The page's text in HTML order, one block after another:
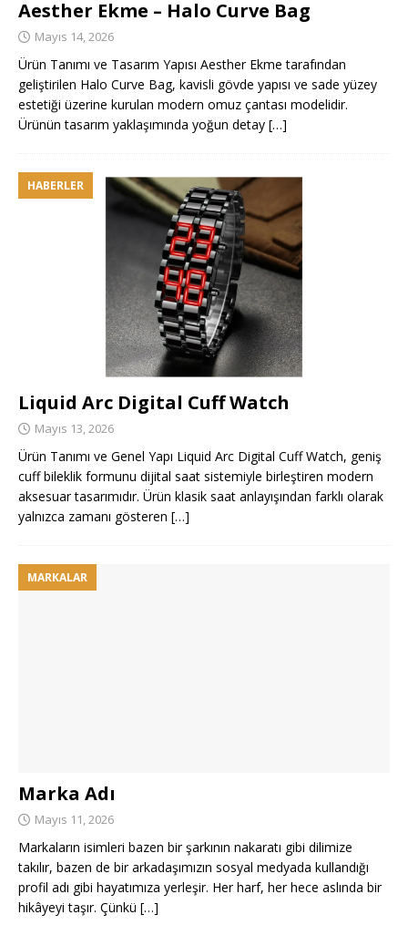
Aesther Ekme – Halo Curve Bag
Mayıs 14, 2026
Ürün Tanımı ve Tasarım Yapısı Aesther Ekme tarafından
geliştirilen Halo Curve Bag, kavisli gövde yapısı ve sade yüzey
estetiği üzerine kurulan modern omuz çantası modelidir.
Ürünün tasarım yaklaşımında yoğun detay […]
HABERLER
Liquid Arc Digital Cuff Watch
Mayıs 13, 2026
Ürün Tanımı ve Genel Yapı Liquid Arc Digital Cuff Watch, geniş
cuff bileklik formunu dijital saat sistemiyle birleştiren modern
aksesuar tasarımıdır. Ürün klasik saat anlayışından farklı olarak
yalnızca zamanı gösteren […]
MARKALAR
Marka Adı
Mayıs 11, 2026
Markaların isimleri bazen bir şarkının nakaratı gibi dilimize
takılır, bazen de bir arkadaşımızın sosyal medyada kullandığı
profil adı gibi hayatımıza yerleşir. Her harf, her hece aslında bir
hikâyeyi taşır. Çünkü […]